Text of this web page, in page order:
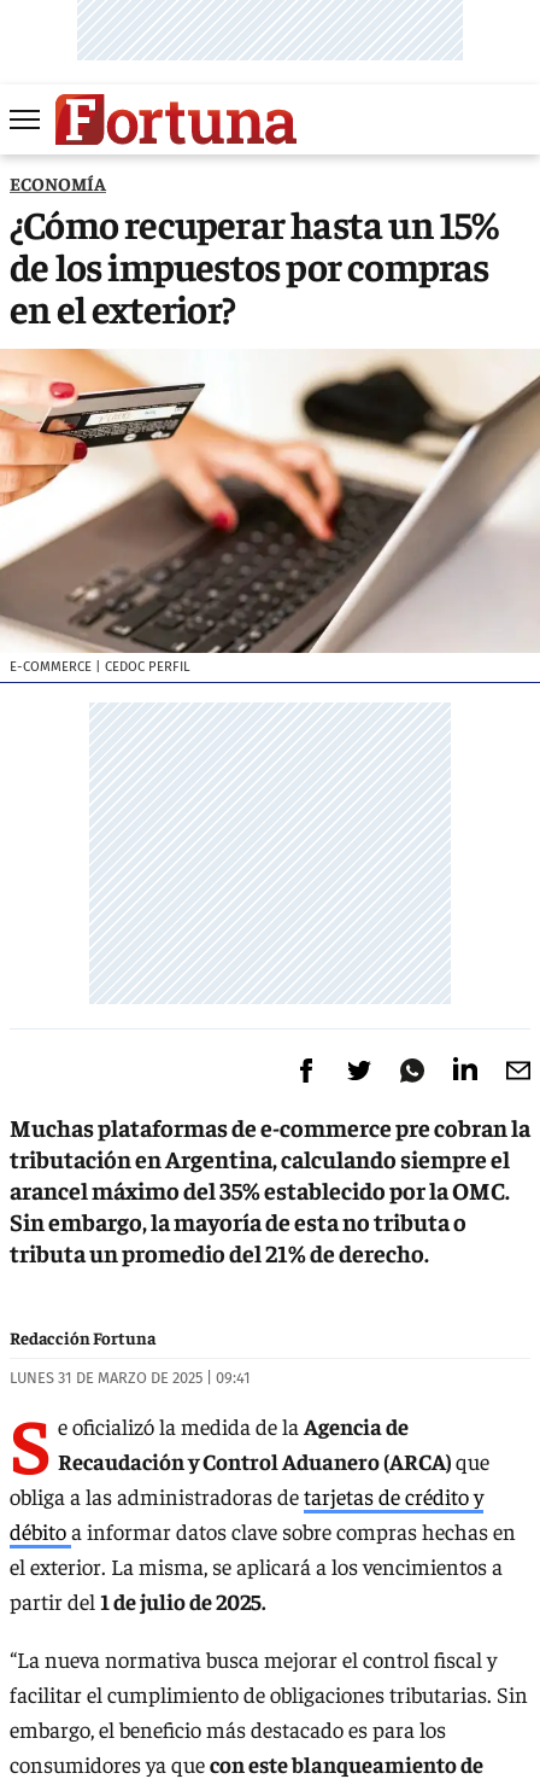
ECONOMÍA
¿Cómo recuperar hasta un 15%
de los impuestos por compras
en el exterior?
E-COMMERCE | CEDOC PERFIL
Muchas plataformas de e-commerce pre cobran la
tributación en Argentina, calculando siempre el
arancel máximo del 35% establecido por la OMC.
Sin embargo, la mayoría de esta no tributa o
tributa un promedio del 21% de derecho.
Redacción Fortuna
LUNES 31 DE MARZO DE 2025 | 09:41
S e oficializó la medida de la Agencia de
Recaudación y Control Aduanero (ARCA)que
obliga a las administradoras detarjetas de crédito y
débitoa informar datos clave sobre compras hechas en
el exterior. La misma, se aplicará a los vencimientos a
partir del 1 de julio de 2025.
“La nueva normativa busca mejorar el control fiscal y
facilitar el cumplimiento de obligaciones tributarias. Sin
embargo, el beneficio más destacado es para los
consumidores ya quecon este blanqueamiento de